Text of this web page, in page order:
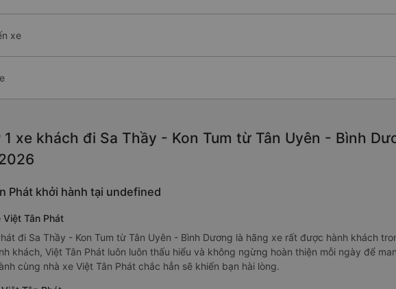
xe
1 xe khách đi Sa Thầy - Kon Tum từ Tân Uyên - Bình
Phát khởi hành tại undefined
Việt Tân Phát
đi Sa Thầy - Kon Tum từ Tân Uyên - Bình Dương là hãng xe rất được hành khách
khách, Việt Tân Phát luôn luôn thấu hiểu và không ngừng hoàn thiện mỗi ngày để
cùng nhà xe Việt Tân Phát chắc hẳn sẽ khiến bạn hài lòng.